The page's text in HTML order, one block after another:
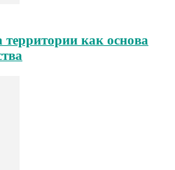
территории как основа